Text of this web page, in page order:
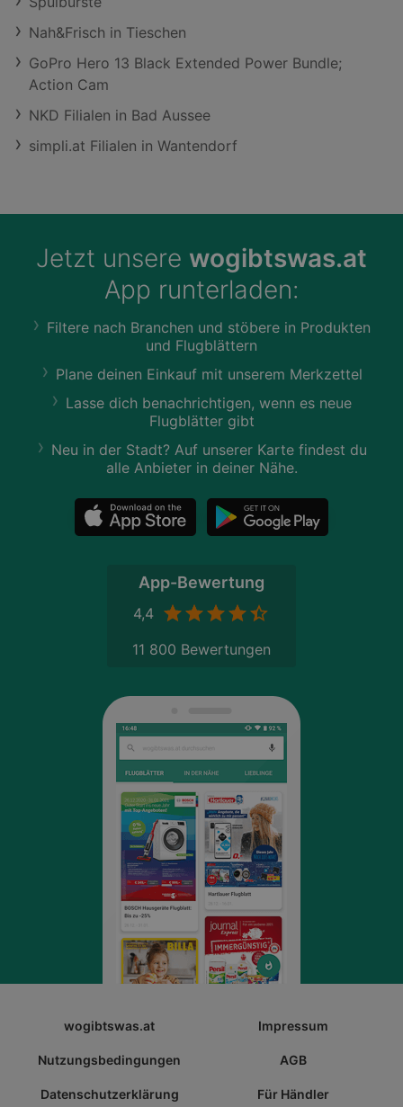
Nah&Frisch in Tieschen
GoPro Hero 13 Black Extended Power Bundle;
Action Cam
NKD Filialen in Bad Aussee
simpli.at Filialen in Wantendorf
Jetzt unsere wogibtswas.at
App runterladen:
Filtere nach Branchen und stöbere in Produkten
und Flugblättern
Plane deinen Einkauf mit unserem Merkzettel
Lasse dich benachrichtigen, wenn es neue
Flugblätter gibt
Neu in der Stadt? Auf unserer Karte findest du
alle Anbieter in deiner Nähe.
App-Bewertung
4,4
11 800 Bewertungen
wogibtswas.at Impressum
Nutzungsbedingungen AGB
Datenschutzerklärung Für Händler